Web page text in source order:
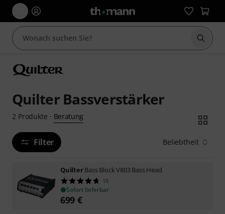
Suche
Quilter Bassverstärker
2 Produkte · Beratung
Filter Beliebtheit
QuilterBass Block V803 Bass Head
15
Sofort lieferbar
699 €